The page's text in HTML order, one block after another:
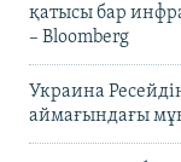
қатысы бар
– Bloomberg
Украина
аймағындағы